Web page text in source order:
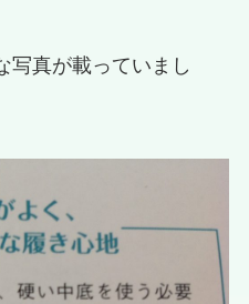
写真が載っていまし